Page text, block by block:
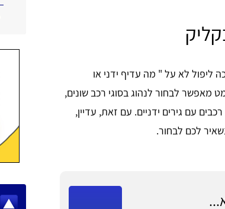
ליפול לא על " מה עדיף ידני או
מאפשר לבחור לנהוג בסוגי רכב שונים,
עם גירים ידניים. עם זאת, עדיין,
לכם לבחור.